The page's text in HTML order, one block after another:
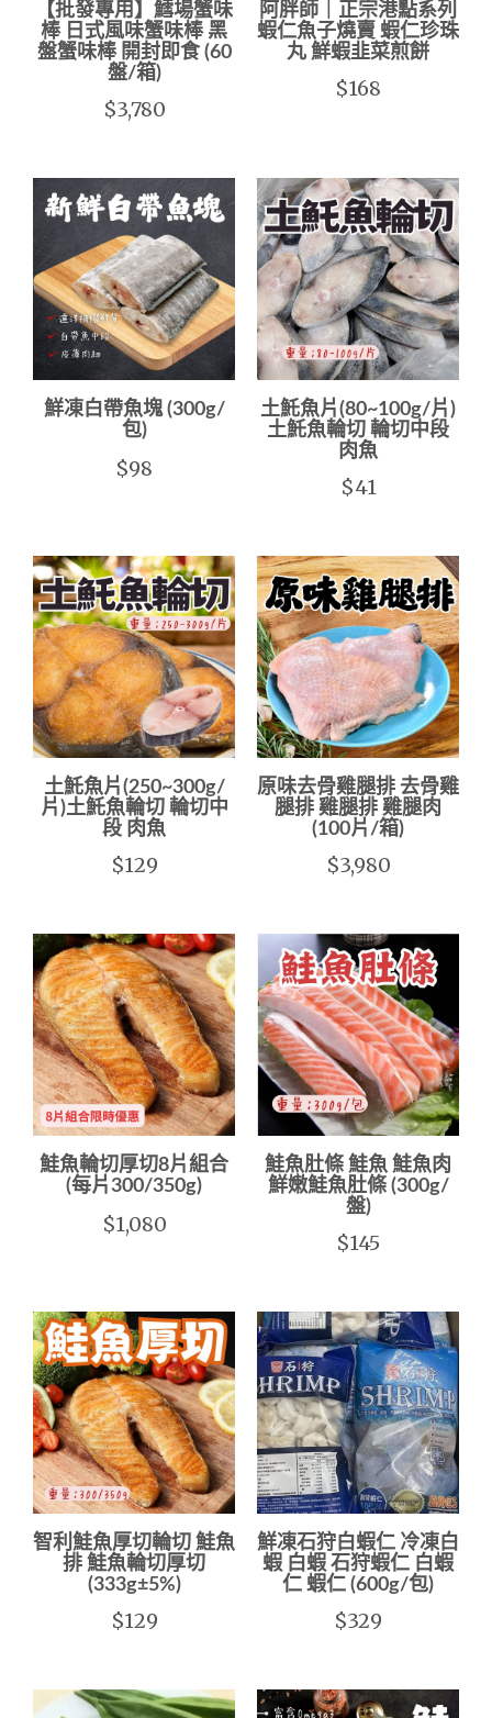
【批發專用】鱈場蟹味
棒 日式風味蟹味棒 黑
盤蟹味棒 開封即食 (60
盤/箱)
$3,780
阿胖師｜正宗港點系列
蝦仁魚子燒賣 蝦仁珍珠
丸 鮮蝦韭菜煎餅
$168
鮮凍白帶魚塊 (300g/
包)
$98
土魠魚片(80~100g/片)
土魠魚輪切 輪切中段
肉魚
$41
土魠魚片(250~300g/
片)土魠魚輪切 輪切中
段 肉魚
$129
原味去骨雞腿排 去骨雞
腿排 雞腿排 雞腿肉
(100片/箱)
$3,980
鮭魚輪切厚切8片組合
(每片300/350g)
$1,080
鮭魚肚條 鮭魚 鮭魚肉
鮮嫩鮭魚肚條 (300g/
盤)
$145
智利鮭魚厚切輪切 鮭魚
排 鮭魚輪切厚切
(333g±5%)
$129
鮮凍石狩白蝦仁 冷凍白
蝦 白蝦 石狩蝦仁 白蝦
仁 蝦仁 (600g/包)
$329